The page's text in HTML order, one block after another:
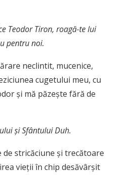
Teodor Tiron, roagă-te lui
pentru noi.
neclintit, mucenice,
cugetului meu, cu
şi mă păzeşte fără de
şi Sfântului Duh.
de stricăciune şi trecătoare
vieţii în chip desăvârşit